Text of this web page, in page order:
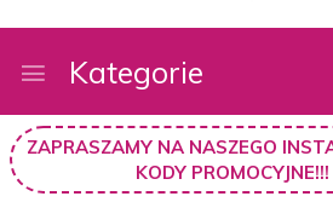
Kategorie
ZAPRASZAMY NA NASZEGO
KODY PROMOCYJNE!!!